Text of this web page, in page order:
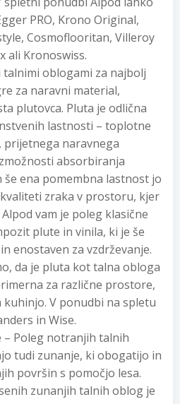
PRO, Krono Original,
Cosmoflooritan, Villeroy
ali Kronoswiss.
talnimi oblogami za najbolj
za naravni material,
plutovca. Pluta je odlična
lastnosti – toplotne
prijetnega naravnega
absorbiranja
ena pomembna lastnost jo
zraka v prostoru, kjer
vam je poleg klasične
plute in vinila, ki je še
enostaven za vzdrževanje.
da je pluta kot talna obloga
za različne prostore,
V ponudbi na spletu
in Wise.
– Poleg notranjih talnih
tudi zunanje, ki obogatijo in
površin s pomočjo lesa.
zunanjih talnih oblog je